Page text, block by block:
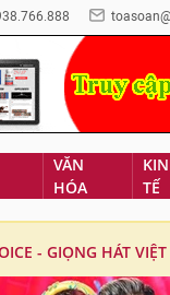
VĂN
HÓA
TẾ
- GIỌNG HÁT